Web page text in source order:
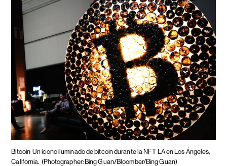
Bitcoin Un ícono iluminado de bitcoin durante la NFT LA en Los Ángeles,
California. (Photographer: Bing Guan/Bloomber/Bing Guan)